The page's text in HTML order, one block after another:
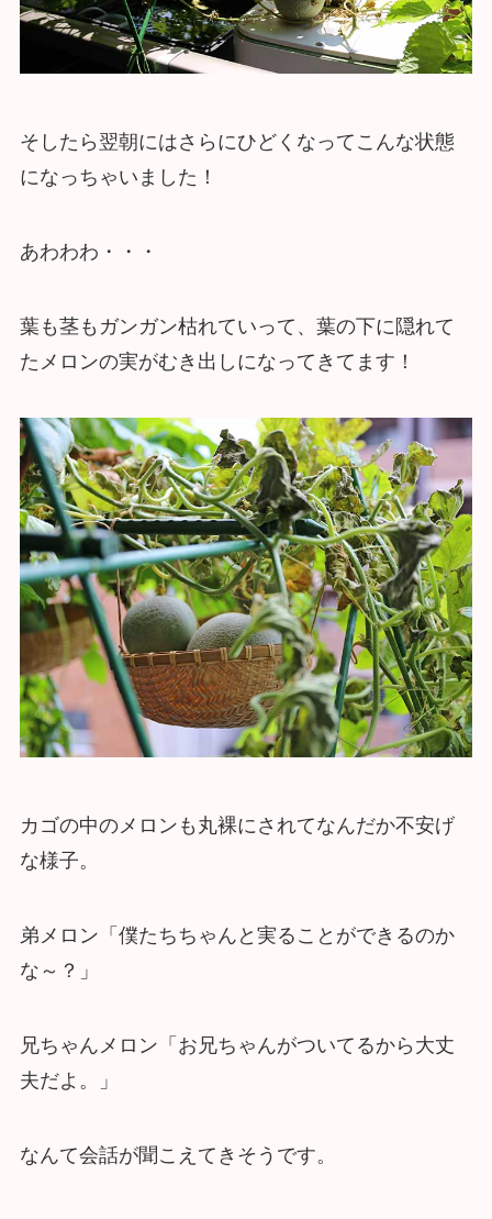
そしたら翌朝にはさらにひどくなってこんな状態
になっちゃいました！
あわわわ・・・
葉も茎もガンガン枯れていって、葉の下に隠れて
たメロンの実がむき出しになってきてます！
カゴの中のメロンも丸裸にされてなんだか不安げ
な様子。
弟メロン「僕たちちゃんと実ることができるのか
な～？」
兄ちゃんメロン「お兄ちゃんがついてるから大丈
夫だよ。」
なんて会話が聞こえてきそうです。